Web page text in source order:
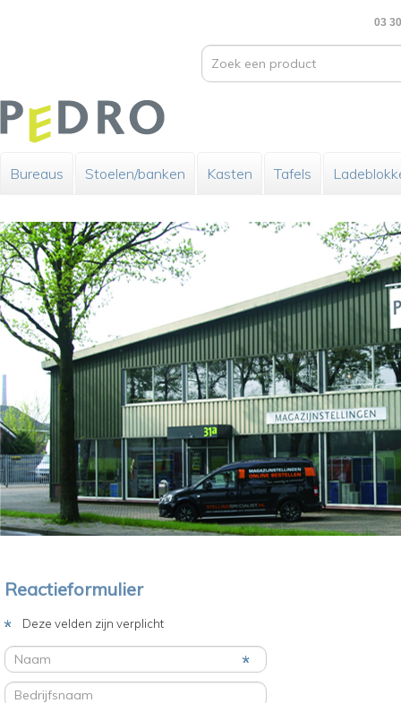
03
Bureaus Stoelen/banken Kasten Tafels
Reactieformulier
Deze velden zijn verplicht